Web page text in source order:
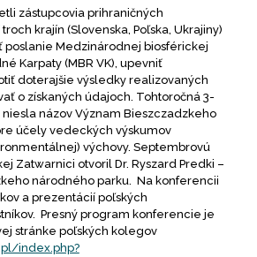
zástupcovia prihraničných
krajín (Slovenska, Poľska, Ukrajiny)
poslanie Medzinárodnej biosférickej
Karpaty (MBR VK), upevniť
doterajšie výsledky realizovaných
o získaných údajoch. Tohtoročná 3-
názov Význam Bieszczadzkeho
účely vedeckých výskumov
výchovy. Septembrovú
Zatwarnici otvoril Dr. Ryszard Predki –
národného parku. Na konferencii
a prezentácií poľských
Presný program konferencie je
stránke poľských kolegov
index.php?